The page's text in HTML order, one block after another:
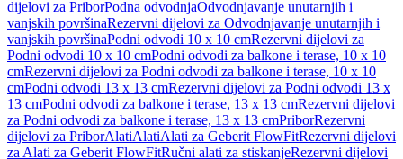
dijelovi za PriborPodna odvodnjaOdvodnjavanje unutarnjih i
vanjskih površinaRezervni dijelovi za Odvodnjavanje unutarnjih i
vanjskih površinaPodni odvodi 10 x 10 cmRezervni dijelovi za
Podni odvodi 10 x 10 cmPodni odvodi za balkone i terase, 10 x 10
cmRezervni dijelovi za Podni odvodi za balkone i terase, 10 x 10
cmPodni odvodi 13 x 13 cmRezervni dijelovi za Podni odvodi 13 x
13 cmPodni odvodi za balkone i terase, 13 x 13 cmRezervni dijelovi
za Podni odvodi za balkone i terase, 13 x 13 cmPriborRezervni
dijelovi za PriborAlatiAlatiAlati za Geberit FlowFitRezervni dijelovi
za Alati za Geberit FlowFitRučni alati za stiskanjeRezervni dijelovi